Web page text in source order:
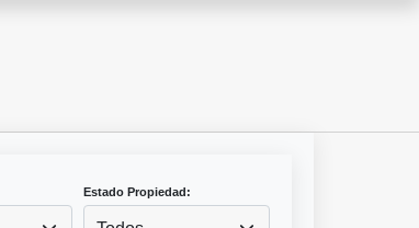
Estado Propiedad: